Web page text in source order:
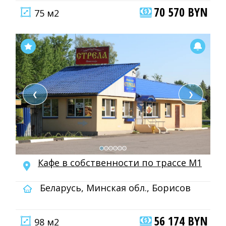
75 м2
70 570 BYN
❮ ❯
Кафе в собственности по трассе М1
Беларусь, Минская обл., Борисов
98 м2 56 174 BYN